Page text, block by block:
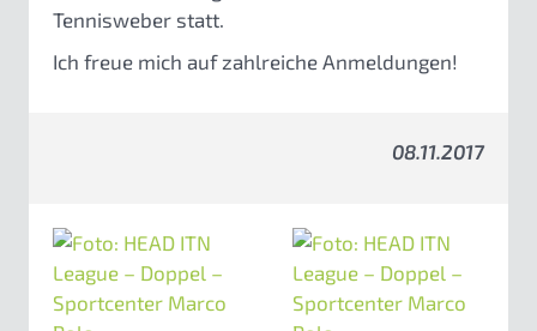
Tennisweber statt.
Ich freue mich auf zahlreiche Anmeldungen!
08.11.2017